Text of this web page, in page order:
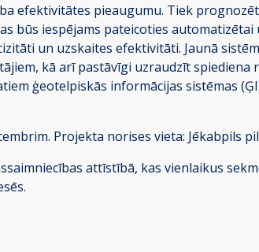
efektivitātes pieaugumu. Tiek
būs iespējams pateicoties
un uzskaites efektivitāti. Jaunā
kā arī pastāvīgi uzraudzīt
ģeotelpiskās informācijas sistēmas
Projekta norises vieta: Jēkabpils
attīstībā, kas vienlaikus